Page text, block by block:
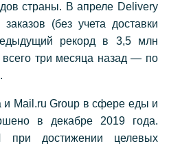
страны. В апреле Delivery
(без учета доставки
рекорд в 3,5 млн
всего три месяца назад — по
Mail.ru Group в сфере еды и
в декабре 2019 года.
при достижении целевых